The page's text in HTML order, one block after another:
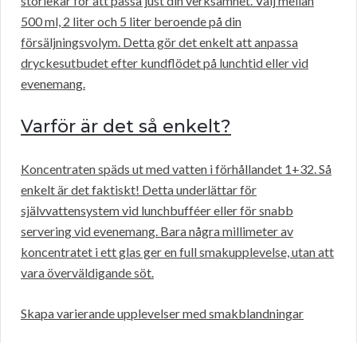
500 ml, 2 liter och 5 liter beroende på din
försäljningsvolym. Detta gör det enkelt att anpassa
dryckesutbudet efter kundflödet på lunchtid eller vid
evenemang.
Varför är det så enkelt?
Koncentraten späds ut med vatten i förhållandet 1+32. Så
enkelt är det faktiskt! Detta underlättar för
självvattensystem vid lunchbufféer eller för snabb
servering vid evenemang. Bara några millimeter av
koncentratet i ett glas ger en full smakupplevelse, utan att
vara överväldigande söt.
Skapa varierande upplevelser med smakblandningar